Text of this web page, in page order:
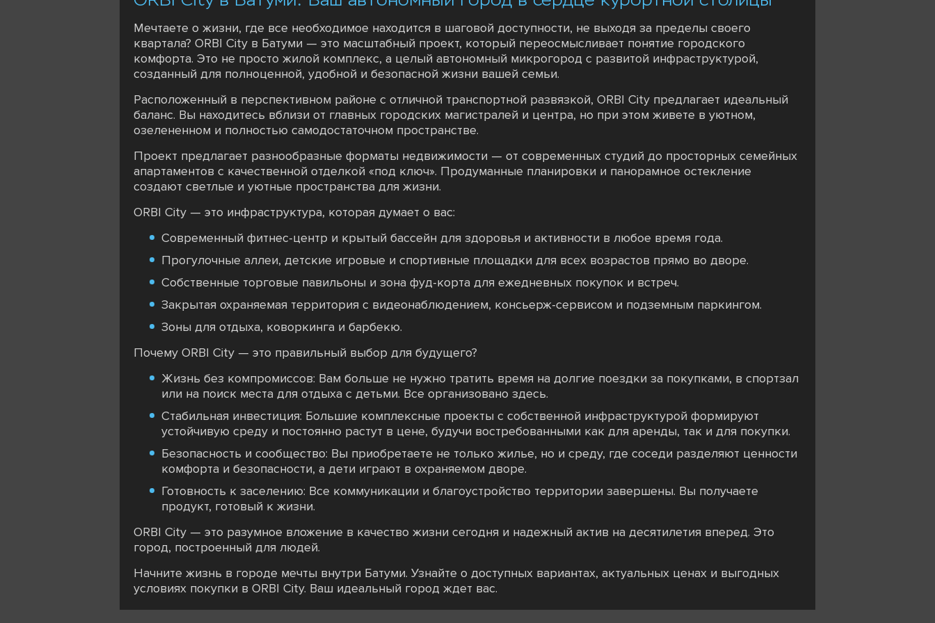
Мечтаете о жизни, где все необходимое находится в шаговой доступности, не выходя за пределы своего
квартала? ORBI City в Батуми — это масштабный проект, который переосмысливает понятие городского
комфорта. Это не просто жилой комплекс, а целый автономный микрогород с развитой инфраструктурой,
созданный для полноценной, удобной и безопасной жизни вашей семьи.
Расположенный в перспективном районе с отличной транспортной развязкой, ORBI City предлагает идеальный
баланс. Вы находитесь вблизи от главных городских магистралей и центра, но при этом живете в уютном,
озелененном и полностью самодостаточном пространстве.
Проект предлагает разнообразные форматы недвижимости — от современных студий до просторных семейных
апартаментов с качественной отделкой «под ключ». Продуманные планировки и панорамное остекление
создают светлые и уютные пространства для жизни.
ORBI City — это инфраструктура, которая думает о вас:
Современный фитнес-центр и крытый бассейн для здоровья и активности в любое время года.
Прогулочные аллеи, детские игровые и спортивные площадки для всех возрастов прямо во дворе.
Собственные торговые павильоны и зона фуд-корта для ежедневных покупок и встреч.
Закрытая охраняемая территория с видеонаблюдением, консьерж-сервисом и подземным паркингом.
Зоны для отдыха, коворкинга и барбекю.
Почему ORBI City — это правильный выбор для будущего?
Жизнь без компромиссов: Вам больше не нужно тратить время на долгие поездки за покупками, в спортзал
или на поиск места для отдыха с детьми. Все организовано здесь.
Стабильная инвестиция: Большие комплексные проекты с собственной инфраструктурой формируют
устойчивую среду и постоянно растут в цене, будучи востребованными как для аренды, так и для покупки.
Безопасность и сообщество: Вы приобретаете не только жилье, но и среду, где соседи разделяют ценности
комфорта и безопасности, а дети играют в охраняемом дворе.
Готовность к заселению: Все коммуникации и благоустройство территории завершены. Вы получаете
продукт, готовый к жизни.
ORBI City — это разумное вложение в качество жизни сегодня и надежный актив на десятилетия вперед. Это
город, построенный для людей.
Начните жизнь в городе мечты внутри Батуми. Узнайте о доступных вариантах, актуальных ценах и выгодных
условиях покупки в ORBI City. Ваш идеальный город ждет вас.